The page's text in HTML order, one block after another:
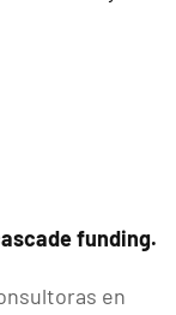
funding.
en